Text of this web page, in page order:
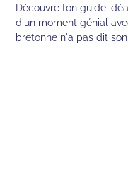
Découvre ton guide
d'un moment génial
bretonne n'a pas dit